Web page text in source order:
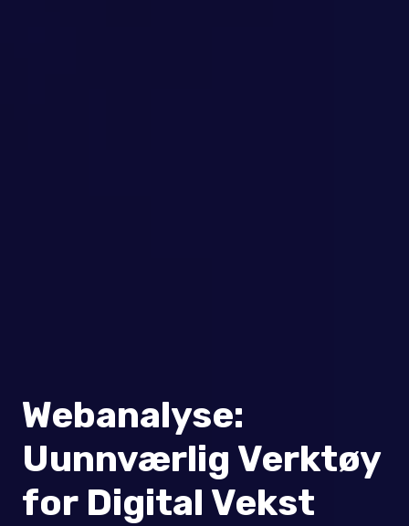
Webanalyse:
Uunnværlig Verktøy
for Digital Vekst